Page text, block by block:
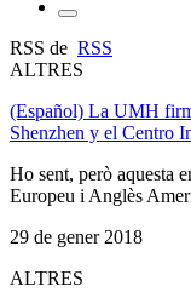
RSS de RSS
ALTRES
(Español) La UMH
Shenzhen y el Centro
Ho sent, però aquesta
Europeu i Anglès
29 de gener 2018
ALTRES